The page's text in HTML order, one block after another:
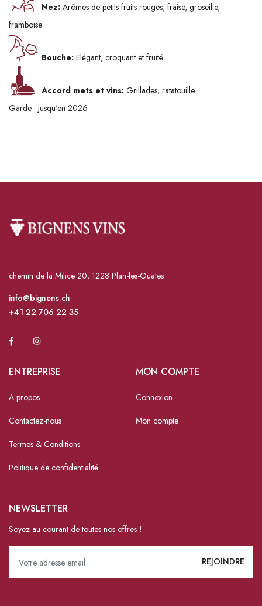
Nez: Arômes de petits fruits rouges, fraise, groseille,
framboise
Bouche: Elégant, croquant et fruité
Accord mets et vins: Grillades, ratatouille
Garde : Jusqu'en 2026
chemin de la Milice 20, 1228 Plan-les-Ouates
info@bignens.ch
+41 22 706 22 35
ENTREPRISE
A propos
Contactez-nous
Termes & Conditions
Politique de confidentialité
MON COMPTE
Connexion
Mon compte
NEWSLETTER
Soyez au courant de toutes nos offres !